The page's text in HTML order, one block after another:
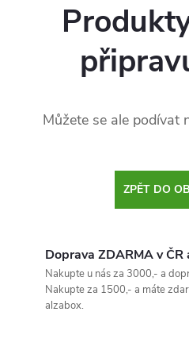
Můžete se ale podívat
ZPĚT DO
Doprava ZDARMA v ČR
Nakupte u nás za 3000,- a
Nakupte za 1500,- a máte
alzabox.